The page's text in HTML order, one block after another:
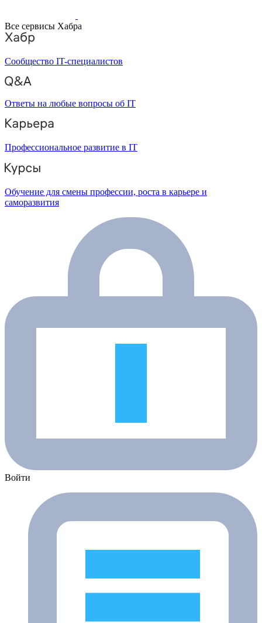
Все сервисы Хабра
Сообщество IT-специалистов
Ответы на любые вопросы об IT
Профессиональное развитие в IT
Обучение для смены профессии, роста в карьере и
саморазвития
Войти